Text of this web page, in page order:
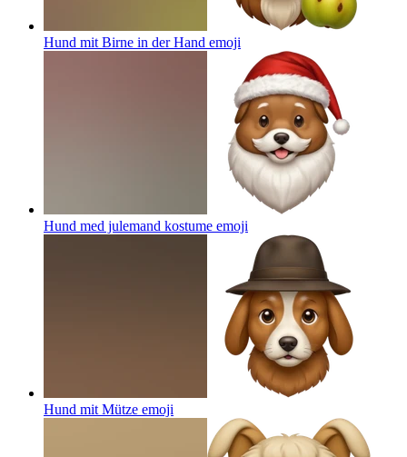
Hund mit Birne in der Hand emoji
Hund med julemand kostume emoji
Hund mit Mütze emoji